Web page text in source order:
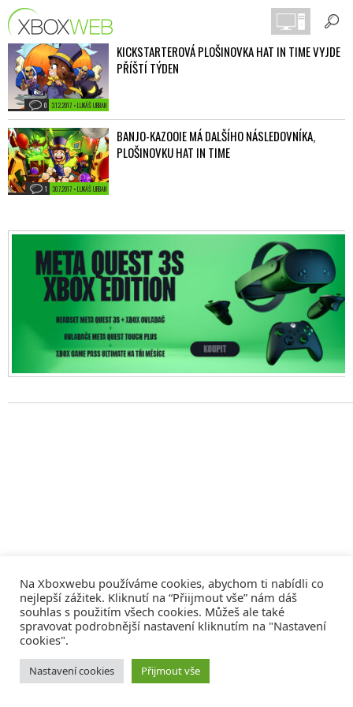
3.12.2017 • LUKÁŠ URBAN
0
KICKSTARTEROVÁ PLOŠINOVKA HAT IN TIME VYJDE
PŘÍŠTÍ TÝDEN
30.7.2017 • LUKÁŠ URBAN
1
BANJO-KAZOOIE MÁ DALŠÍHO NÁSLEDOVNÍKA,
PLOŠINOVKU HAT IN TIME
Tvorba webů a sociální služby
Reklama – Inzerce –
Na Xboxwebu používáme cookies, abychom ti nabídli co
nejlepší zážitek. Kliknutí na “Přiijmout vše” nám dáš
souhlas s použitím všech cookies. Můžeš ale také
spravovat podrobnější nastavení kliknutím na "Nastavení
cookies".
Nastavení cookies Přijmout vše